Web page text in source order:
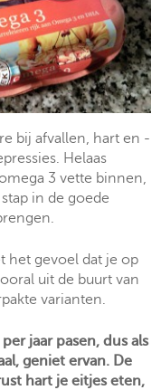
bij afvallen, hart en -
Helaas
3 vette binnen,
in de goede
het gevoel dat je op
uit de buurt van
varianten.
jaar pasen, dus als
geniet ervan. De
hart je eitjes eten,